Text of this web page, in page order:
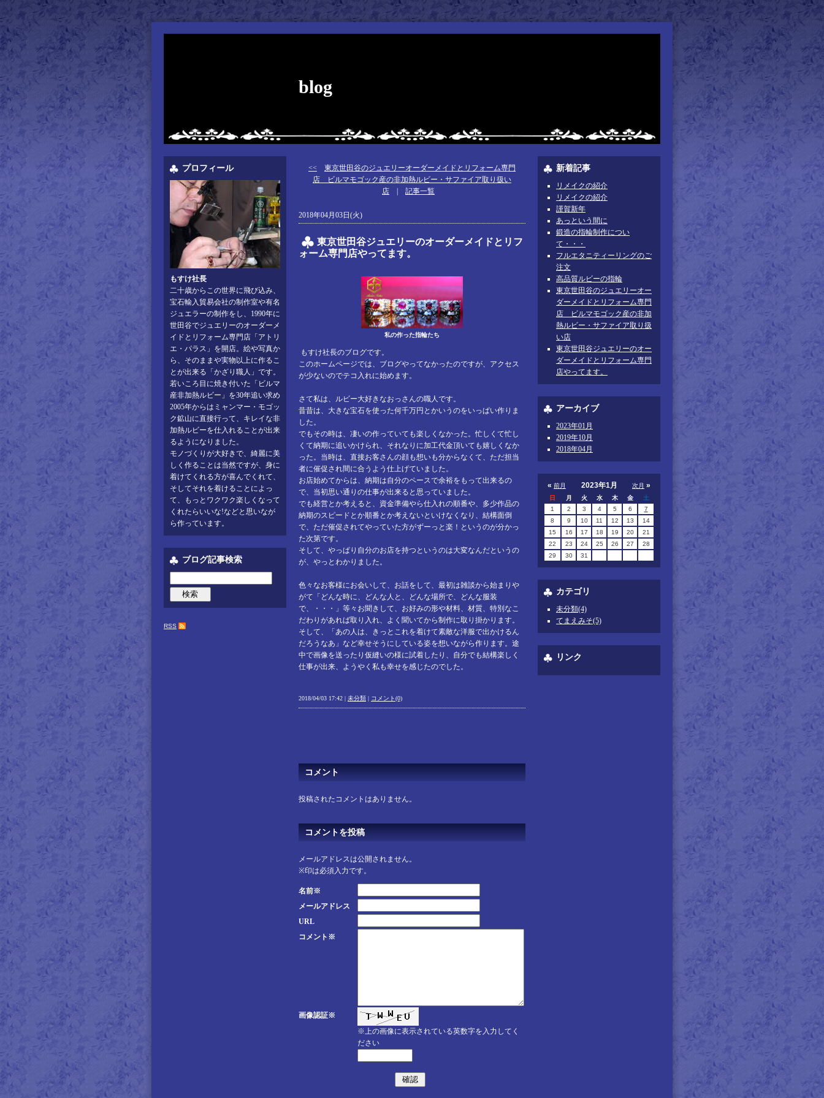
blog
<<
東京世田谷のジュエリーオーダーメイドとリフォーム専門
店 ビルマモゴック産の非加熱ルビー・サファイア取り扱い
店
記事一覧
2018年04月03日(火)
東京世田谷ジュエリーのオーダーメイドとリフ
ォーム専門店やってます。
私の作った指輪たち
もすけ社長のブログです。
このホームページでは、ブログやってなかったのですが、アクセス
が少ないのでテコ入れに始めます。
さて私は、ルビー大好きなおっさんの職人です。
昔昔は、大きな宝石を使った何千万円とかいうのをいっぱい作りま
した。
でもその時は、凄いの作っていても楽しくなかった。忙しくて忙し
くて納期に追いかけられ、それなりに加工代金頂いても嬉しくなか
った。当時は、直接お客さんの顔も想いも分からなくて、ただ担当
者に催促され間に合うよう仕上げていました。
お店始めてからは、納期は自分のペースで余裕をもって出来るの
で、当初思い通りの仕事が出来ると思っていました。
でも経営とか考えると、資金準備やら仕入れの順番や、多少作品の
納期のスピードとか順番とか考えないといけなくなり、結構面倒
で、ただ催促されてやっていた方がずーっと楽！というのが分かっ
た次第です。
そして、やっぱり自分のお店を持つというのは大変なんだというの
が、やっとわかりました。
色々なお客様にお会いして、お話をして、最初は雑談から始まりや
がて「どんな時に、どんな人と、どんな場所で、どんな服装
で、・・・」等々お聞きして、お好みの形や材料、材質、特別なこ
だわりがあれば取り入れ、よく聞いてから制作に取り掛かります。
そして、「あの人は、きっとこれを着けて素敵な洋服で出かけるん
だろうなあ」など幸せそうにしている姿を想いながら作ります。途
中で画像を送ったり仮縫いの様に試着したり、自分でも結構楽しく
仕事が出来、ようやく私も幸せを感じたのでした。
2018/04/03 17:42 | 未分類 | コメント(0)
コメント
投稿されたコメントはありません。
コメントを投稿
メールアドレスは公開されません。
※印は必須入力です。
名前※
メールアドレス
URL
コメント※
画像認証※
※上の画像に表示されている英数字を入力してく
ださい
プロフィール
もすけ社長
二十歳からこの世界に飛び込み、
宝石輸入貿易会社の制作室や有名
ジュエラーの制作をし、1990年に
世田谷でジュエリーのオーダーメ
イドとリフォーム専門店「アトリ
エ・パラス」を開店。絵や写真か
ら、そのままや実物以上に作るこ
とが出来る「かざり職人」です。
若いころ目に焼き付いた「ビルマ
産非加熱ルビー」を30年追い求め
2005年からはミャンマー・モゴッ
ク鉱山に直接行って、キレイな非
加熱ルビーを仕入れることが出来
るようになりました。
モノづくりが大好きで、綺麗に美
しく作ることは当然ですが、身に
着けてくれる方が喜んでくれて、
そしてそれを着けることによっ
て、もっとワクワク楽しくなって
くれたらいいな!などと思いなが
ら作っています。
ブログ記事検索
RSS
新着記事
リメイクの紹介
リメイクの紹介
謹賀新年
あっという間に
鍛造の指輪制作につい
て・・・
フルエタニティーリングのご
注文
高品質ルビーの指輪
東京世田谷のジュエリーオー
ダーメイドとリフォーム専門
店 ビルマモゴック産の非加
熱ルビー・サファイア取り扱
い店
東京世田谷ジュエリーのオー
ダーメイドとリフォーム専門
店やってます。
アーカイブ
2023年01月
2019年10月
2018年04月
« 前月 次月 »
2023年1月
日 月 火 水 木 金
土
1
2 3 4 5 6
7
8
9 10 11 12 13
14
15
16 17 18 19 20
21
22
23 24 25 26 27
28
29
30 31
カテゴリ
未分類(4)
てまえみそ(5)
リンク